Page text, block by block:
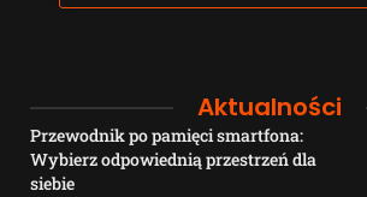
Aktualności
Przewodnik po pamięci smartfona:
Wybierz odpowiednią przestrzeń dla
siebie